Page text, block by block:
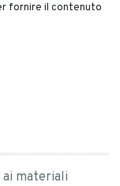
fornire il contenuto
materiali